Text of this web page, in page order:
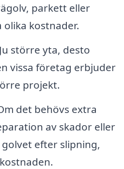
parkett eller
olika kostnader.
större yta, desto
vissa företag erbjuder
projekt.
det behövs extra
av skador eller
efter slipning,